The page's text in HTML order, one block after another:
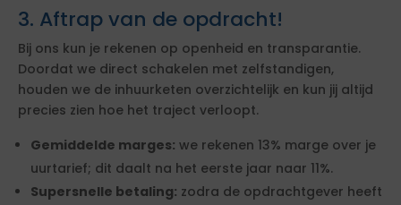
3. Aftrap van de opdracht!
Bij ons kun je rekenen op openheid en transparantie.
Doordat we direct schakelen met zelfstandigen,
houden we de inhuurketen overzichtelijk en kun jij altijd
precies zien hoe het traject verloopt.
Gemiddelde marges: we rekenen 13% marge over je
uurtarief; dit daalt na het eerste jaar naar 11%.
Supersnelle betaling: zodra de opdrachtgever heeft